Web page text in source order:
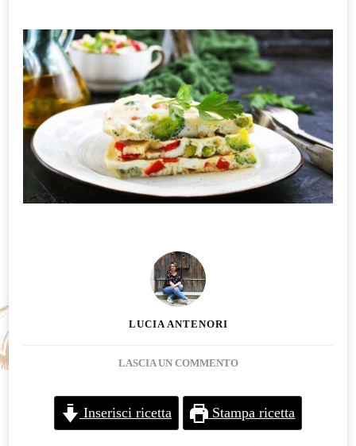
LUCIA ANTENORI
LASCIA UN COMMENTOSU
DI
ALBUMI
Inserisci ricetta Stampa ricetta